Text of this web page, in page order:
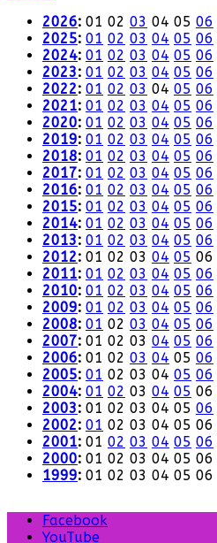
2026: 01 02 03 04 05 06
2025: 01 02 03 04 05 06
2024: 01 02 03 04 05 06
2023: 01 02 03 04 05 06
2022: 01 02 03 04 05 06
2021: 01 02 03 04 05 06
2020: 01 02 03 04 05 06
2019: 01 02 03 04 05 06
2018: 01 02 03 04 05 06
2017: 01 02 03 04 05 06
2016: 01 02 03 04 05 06
2015: 01 02 03 04 05 06
2014: 01 02 03 04 05 06
2013: 01 02 03 04 05 06
2012: 01 02 03 04 05 06
2011: 01 02 03 04 05 06
2010: 01 02 03 04 05 06
2009: 01 02 03 04 05 06
2008: 01 02 03 04 05 06
2007: 01 02 03 04 05 06
2006: 01 02 03 04 05 06
2005: 01 02 03 04 05 06
2004: 01 02 03 04 05 06
2003: 01 02 03 04 05 06
2002: 01 02 03 04 05 06
2001: 01 02 03 04 05 06
2000: 01 02 03 04 05 06
1999: 01 02 03 04 05 06
Facebook
YouTube